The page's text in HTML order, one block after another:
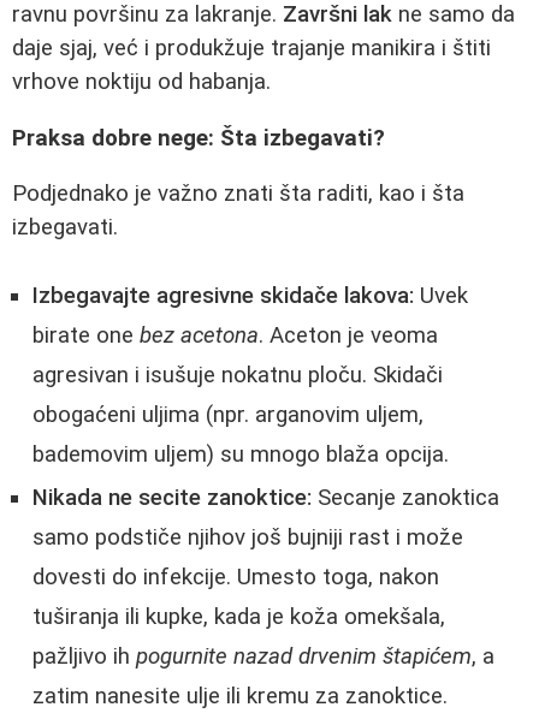
ravnu površinu za lakranje. Završni lak ne samo da
daje sjaj, već i produkžuje trajanje manikira i štiti
vrhove noktiju od habanja.
Praksa dobre nege: Šta izbegavati?
Podjednako je važno znati šta raditi, kao i šta
izbegavati.
Izbegavajte agresivne skidače lakova: Uvek
birate one bez acetona. Aceton je veoma
agresivan i isušuje nokatnu ploču. Skidači
obogaćeni uljima (npr. arganovim uljem,
bademovim uljem) su mnogo blaža opcija.
Nikada ne secite zanoktice: Secanje zanoktica
samo podstiče njihov još bujniji rast i može
dovesti do infekcije. Umesto toga, nakon
tuširanja ili kupke, kada je koža omekšala,
pažljivo ih pogurnite nazad drvenim štapićem, a
zatim nanesite ulje ili kremu za zanoktice.